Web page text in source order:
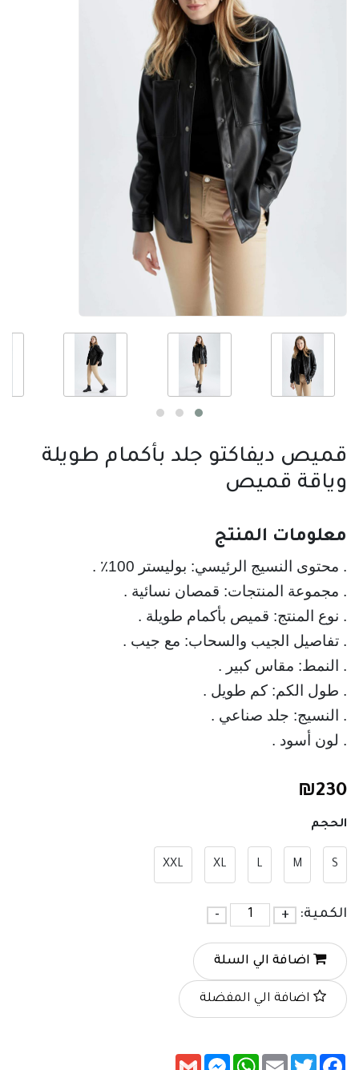
قميص ديفاكتو جلد بأكمام طويلة
وياقة قميص
معلومات المنتج
. لون أسود .
₪230
الحجم
S
M
L
XL
XXL
الكمية: +
-
اضافة الي السلة
اضافة الي المفضلة
Facebook
Twitter
Email
WhatsApp
Messenger
Gmail